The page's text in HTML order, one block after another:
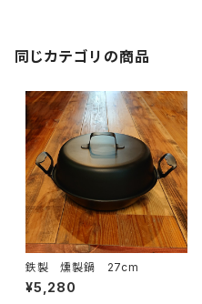
同じカテゴリの商品
鉄製 燻製鍋 27cm
¥5,280